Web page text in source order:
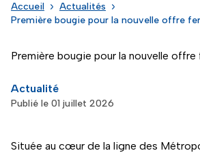
Accueil
Actualités
Première bougie pour la nouvelle offre
Première bougie pour la nouvelle offre
Actualité
Publié le 01 juillet 2026
Située au cœur de la ligne des